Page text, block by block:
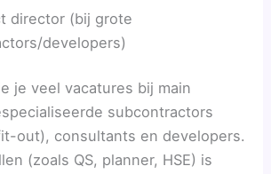
director (bij grote
developers)
je veel vacatures bij main
subcontractors
out), consultants en developers.
(zoals QS, planner, HSE) is